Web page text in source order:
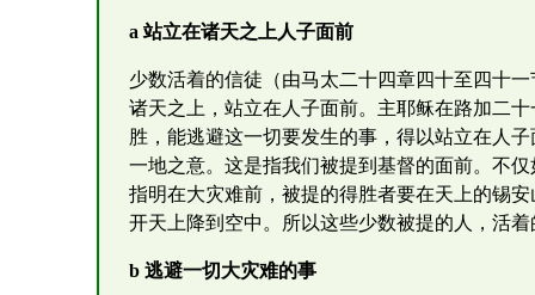
a 站立在诸天之上人子面前
少数活着的信徒（由马太二十四章四十至四十
诸天之上，站立在人子面前。主耶稣在路加二
胜，能逃避这一切要发生的事，得以站立在人
一地之意。这是指我们被提到基督的面前。不
指明在大灾难前，被提的得胜者要在天上的锡
开天上降到空中。所以这些少数被提的人，活
b 逃避一切大灾难的事